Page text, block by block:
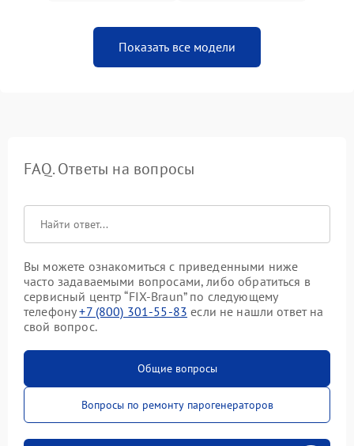
Показать все модели
FAQ. Ответы на вопросы
Вы можете ознакомиться с приведенными ниже
часто задаваемыми вопросами, либо обратиться в
сервисный центр “FIX-Braun” по следующему
телефону+7 (800) 301-55-83 если не нашли ответ на
свой вопрос.
Общие вопросы
Вопросы по ремонту парогенераторов